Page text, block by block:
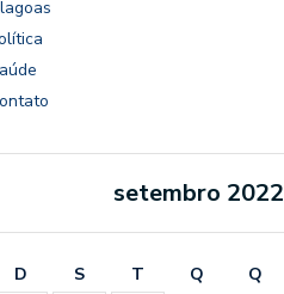
setembro 2022
D S T Q Q